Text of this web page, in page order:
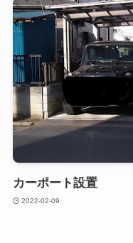
カーポート設置
2022-02-09